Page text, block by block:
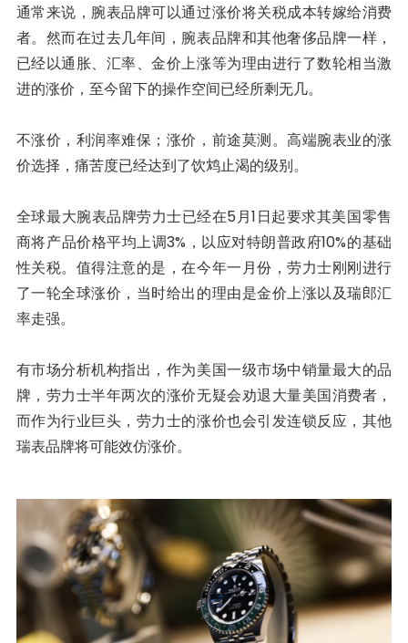
通常来说，腕表品牌可以通过涨价将关税成本转嫁给消费
者。然而在过去几年间，腕表品牌和其他奢侈品牌一样，
已经以通胀、汇率、金价上涨等为理由进行了数轮相当激
进的涨价，至今留下的操作空间已经所剩无几。
不涨价，利润率难保；涨价，前途莫测。高端腕表业的涨
价选择，痛苦度已经达到了饮鸩止渴的级别。
全球最大腕表品牌劳力士已经在5月1日起要求其美国零售
商将产品价格平均上调3%，以应对特朗普政府10%的基础
性关税。值得注意的是，在今年一月份，劳力士刚刚进行
了一轮全球涨价，当时给出的理由是金价上涨以及瑞郎汇
率走强。
有市场分析机构指出，作为美国一级市场中销量最大的品
牌，劳力士半年两次的涨价无疑会劝退大量美国消费者，
而作为行业巨头，劳力士的涨价也会引发连锁反应，其他
瑞表品牌将可能效仿涨价。